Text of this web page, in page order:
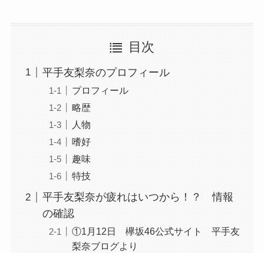
目次
平手友梨奈のプロフィール
プロフィール
略歴
人物
嗜好
趣味
特技
平手友梨奈が疲れはいつから！？ 情報
の確認
①1月12日 欅坂46公式サイト 平手友
梨奈ブログより